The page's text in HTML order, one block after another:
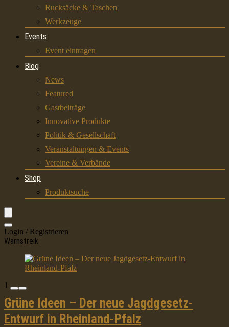
Rucksäcke & Taschen
Werkzeuge
Events
Event eintragen
Blog
News
Featured
Gastbeiträge
Innovative Produkte
Politik & Gesellschaft
Veranstaltungen & Events
Vereine & Verbände
Shop
Produktsuche
Login / Registrieren
Warnstreik
1
Grüne Ideen – Der neue Jagdgesetz-
Entwurf in Rheinland-Pfalz